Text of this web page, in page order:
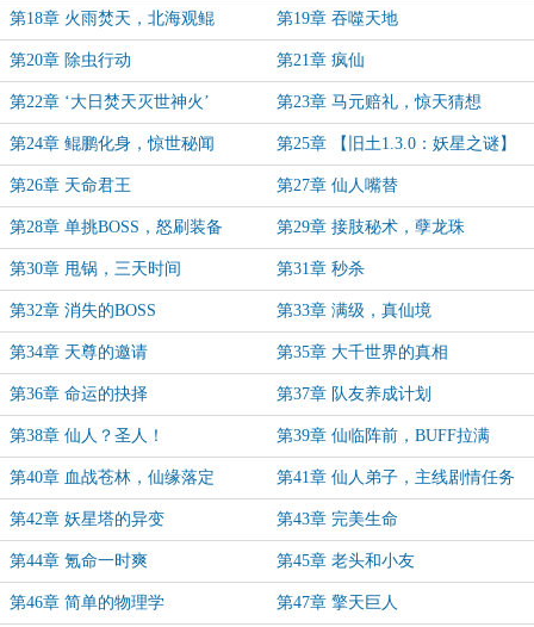
第18章 火雨焚天，北海观鲲 第19章 吞噬天地
第20章 除虫行动 第21章 疯仙
第22章 ‘大日焚天灭世神火’ 第23章 马元赔礼，惊天猜想
第24章 鲲鹏化身，惊世秘闻 第25章 【旧土1.3.0：妖星之谜】
第26章 天命君王 第27章 仙人嘴替
第28章 单挑BOSS，怒刷装备 第29章 接肢秘术，孽龙珠
第30章 甩锅，三天时间 第31章 秒杀
第32章 消失的BOSS 第33章 满级，真仙境
第34章 天尊的邀请 第35章 大千世界的真相
第36章 命运的抉择 第37章 队友养成计划
第38章 仙人？圣人！ 第39章 仙临阵前，BUFF拉满
第40章 血战苍林，仙缘落定 第41章 仙人弟子，主线剧情任务
第42章 妖星塔的异变 第43章 完美生命
第44章 氪命一时爽 第45章 老头和小友
第46章 简单的物理学 第47章 擎天巨人